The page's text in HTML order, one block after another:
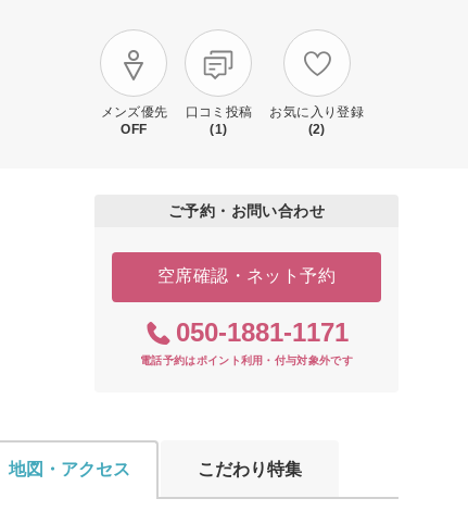
メンズ優先
OFF
口コミ投稿
(1)
お気に入り登録
(2)
ご予約・お問い合わせ
空席確認・ネット予約
050-1881-1171
電話予約はポイント利用・付与対象外です
地図・アクセス こだわり特集